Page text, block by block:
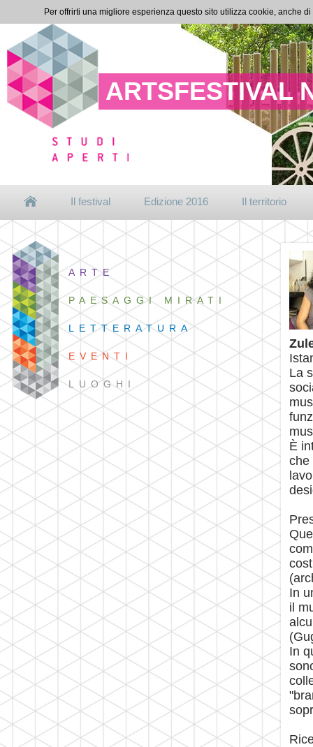
ARTSFESTIVAL
Il festival Edizione 2016 Il territorio
ARTE
PAESAGGI MIRATI
LETTERATURA
EVENTI
LUOGHI
La
È
che
In
il
In
Per offrirti una migliore esperienza questo sito utilizza cookie, anche